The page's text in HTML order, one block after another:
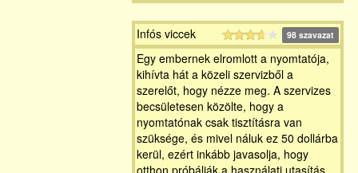
Infós viccek 98 szavazat
Egy embernek elromlott a nyomtatója,
kihívta hát a közeli szervizből a
szerelőt, hogy nézze meg. A szervizes
becsületesen közölte, hogy a
nyomtatónak csak tisztításra van
szüksége, és mivel náluk ez 50 dollárba
kerül, ezért inkább javasolja, hogy